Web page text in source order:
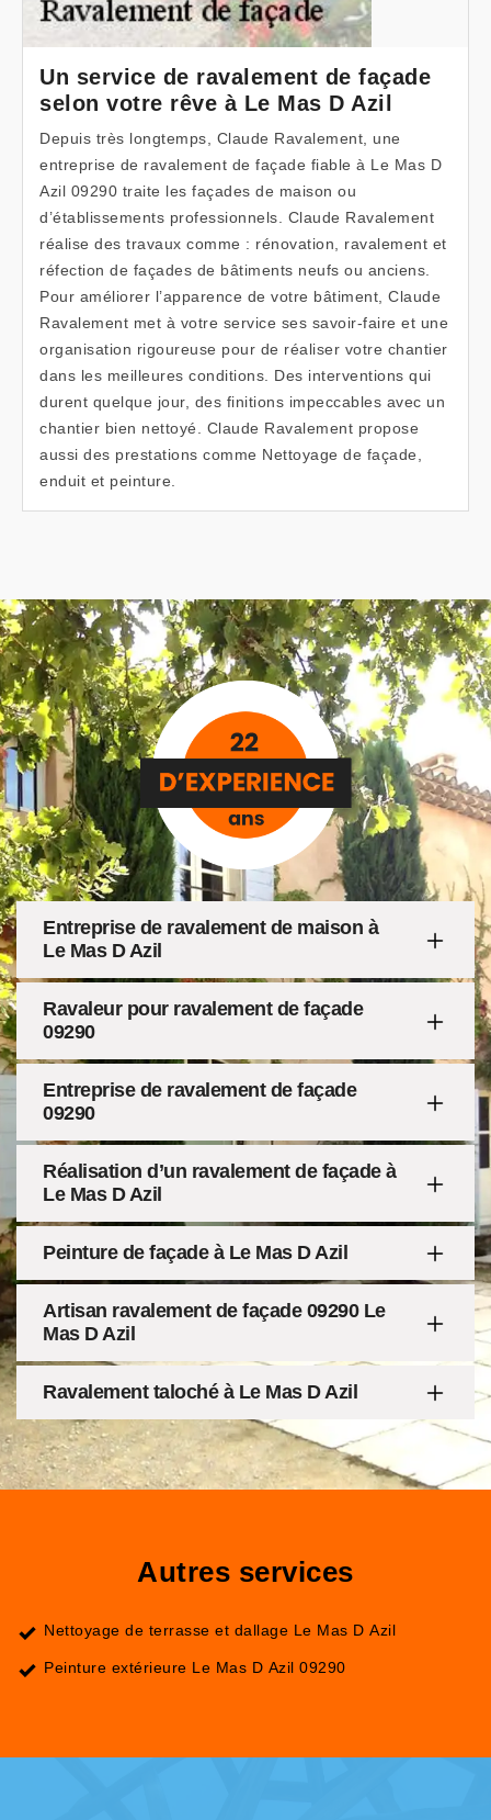
Un service de ravalement de façade
selon votre rêve à Le Mas D Azil
Depuis très longtemps, Claude Ravalement, une
entreprise de ravalement de façade fiable à Le Mas D
Azil 09290 traite les façades de maison ou
d’établissements professionnels. Claude Ravalement
réalise des travaux comme : rénovation, ravalement et
réfection de façades de bâtiments neufs ou anciens.
Pour améliorer l’apparence de votre bâtiment, Claude
Ravalement met à votre service ses savoir-faire et une
organisation rigoureuse pour de réaliser votre chantier
dans les meilleures conditions. Des interventions qui
durent quelque jour, des finitions impeccables avec un
chantier bien nettoyé. Claude Ravalement propose
aussi des prestations comme Nettoyage de façade,
enduit et peinture.
Entreprise de ravalement de maison à
Le Mas D Azil
Ravaleur pour ravalement de façade
09290
Entreprise de ravalement de façade
09290
Réalisation d’un ravalement de façade à
Le Mas D Azil
Peinture de façade à Le Mas D Azil
Artisan ravalement de façade 09290 Le
Mas D Azil
Ravalement taloché à Le Mas D Azil
Autres services
Nettoyage de terrasse et dallage Le Mas D Azil
Peinture extérieure Le Mas D Azil 09290